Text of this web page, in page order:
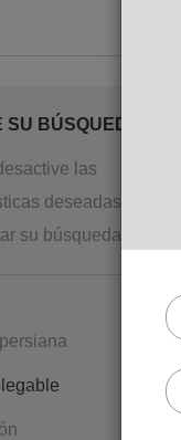
SU BÚSQUEDA
las
deseadas
su búsqueda.